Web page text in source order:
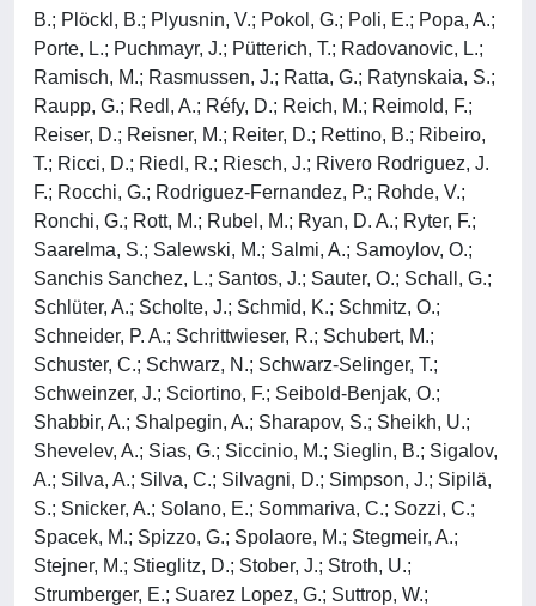
B.; Plöckl, B.; Plyusnin, V.; Pokol, G.; Poli, E.; Popa, A.;
Porte, L.; Puchmayr, J.; Pütterich, T.; Radovanovic, L.;
Ramisch, M.; Rasmussen, J.; Ratta, G.; Ratynskaia, S.;
Raupp, G.; Redl, A.; Réfy, D.; Reich, M.; Reimold, F.;
Reiser, D.; Reisner, M.; Reiter, D.; Rettino, B.; Ribeiro,
T.; Ricci, D.; Riedl, R.; Riesch, J.; Rivero Rodriguez, J.
F.; Rocchi, G.; Rodriguez-Fernandez, P.; Rohde, V.;
Ronchi, G.; Rott, M.; Rubel, M.; Ryan, D. A.; Ryter, F.;
Saarelma, S.; Salewski, M.; Salmi, A.; Samoylov, O.;
Sanchis Sanchez, L.; Santos, J.; Sauter, O.; Schall, G.;
Schlüter, A.; Scholte, J.; Schmid, K.; Schmitz, O.;
Schneider, P. A.; Schrittwieser, R.; Schubert, M.;
Schuster, C.; Schwarz, N.; Schwarz-Selinger, T.;
Schweinzer, J.; Sciortino, F.; Seibold-Benjak, O.;
Shabbir, A.; Shalpegin, A.; Sharapov, S.; Sheikh, U.;
Shevelev, A.; Sias, G.; Siccinio, M.; Sieglin, B.; Sigalov,
A.; Silva, A.; Silva, C.; Silvagni, D.; Simpson, J.; Sipilä,
S.; Snicker, A.; Solano, E.; Sommariva, C.; Sozzi, C.;
Spacek, M.; Spizzo, G.; Spolaore, M.; Stegmeir, A.;
Stejner, M.; Stieglitz, D.; Stober, J.; Stroth, U.;
Strumberger, E.; Suarez Lopez, G.; Suttrop, W.;